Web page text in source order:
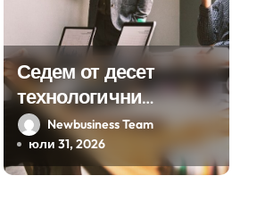
Седем от десет
технологични
компании у нас
предлагат хибридна
работа
Newbusiness Team
юли 31, 2026